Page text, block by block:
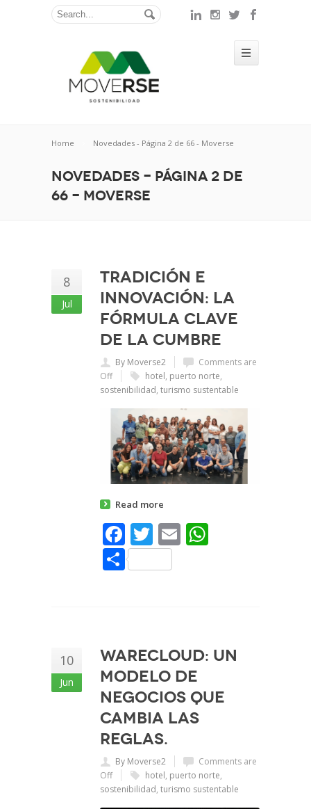
Home Novedades - Página 2 de 66 - Moverse
Novedades - Página 2 de
66 - Moverse
8
Jul
Tradición e
innovación: la
fórmula clave
de La Cumbre
By Moverse2
Comments are
Off
hotel, puerto norte,
sostenibilidad, turismo sustentable
Read more
Facebook
Twitter
Email
Share
10
Jun
Warecloud: Un
modelo de
negocios que
cambia las
reglas.
By Moverse2
Comments are
Off
hotel, puerto norte,
sostenibilidad, turismo sustentable